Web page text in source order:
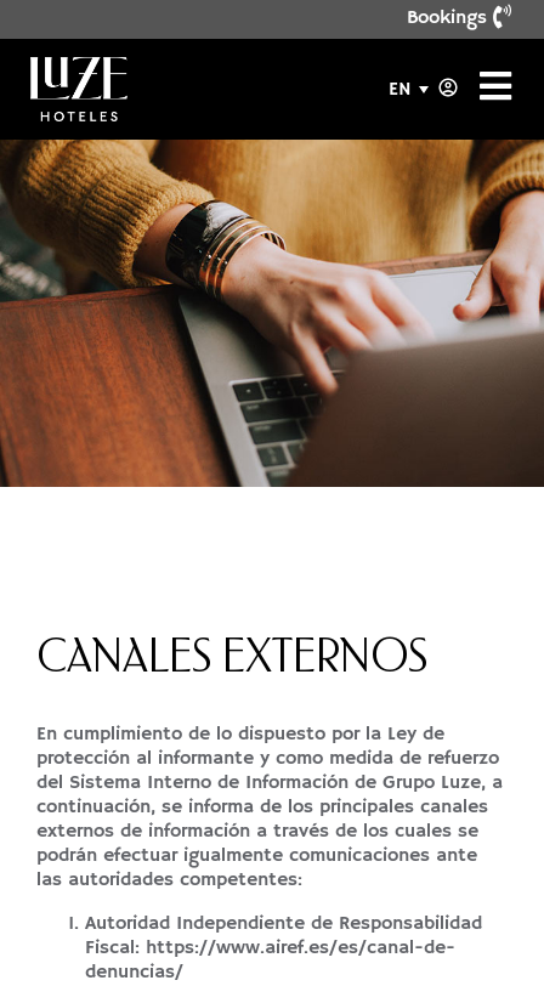
Bookings
EN
CANALES EXTERNOS
En cumplimiento de lo dispuesto por la Ley de
protección al informante y como medida de refuerzo
del Sistema Interno de Información de Grupo Luze, a
continuación, se informa de los principales canales
externos de información a través de los cuales se
podrán efectuar igualmente comunicaciones ante
las autoridades competentes:
Autoridad Independiente de Responsabilidad
Fiscal: https://www.airef.es/es/canal-de-
denuncias/